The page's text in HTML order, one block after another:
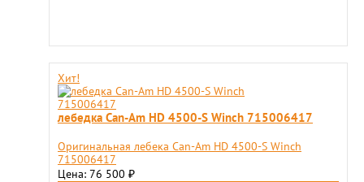
Хит!
лебедка Can-Am HD 4500-S Winch 715006417
Оригинальная лебека Can-Am HD 4500-S Winch
715006417
Цена: 76 500 ₽